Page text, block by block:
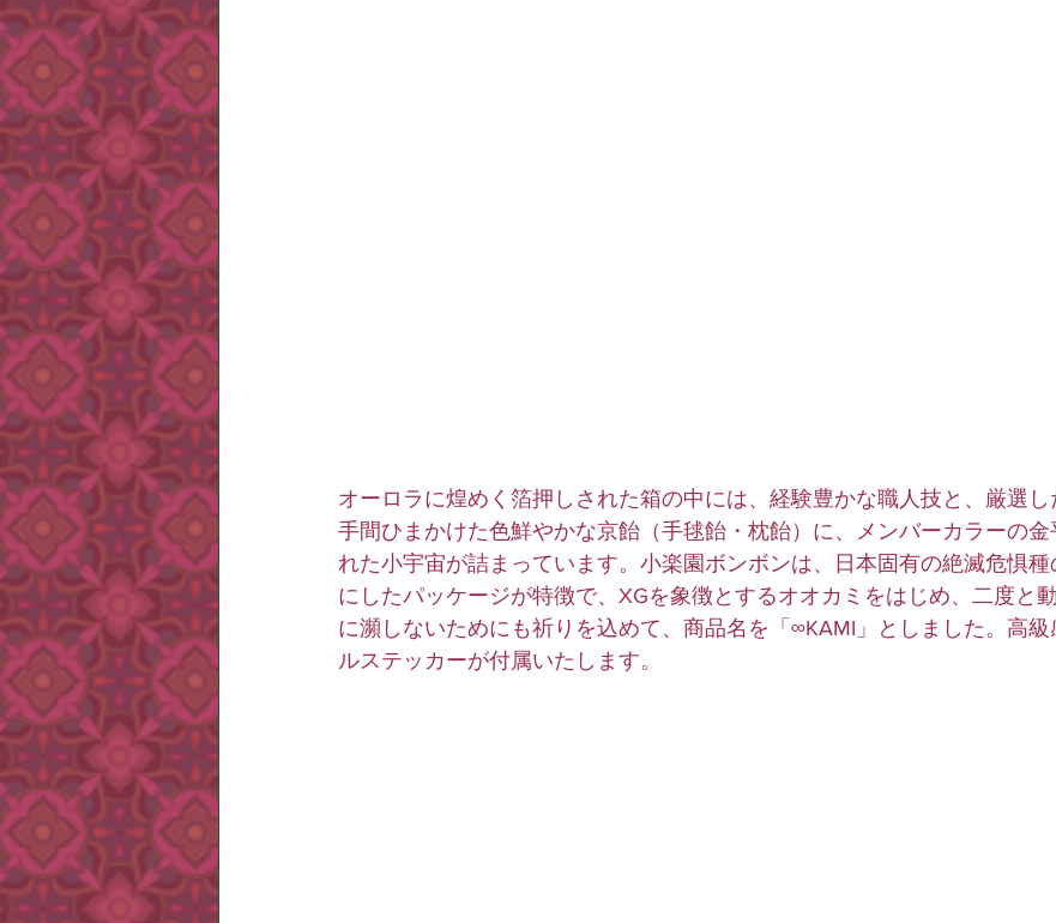
オーロラに煌めく箔押しされた箱の中には、経験豊かな職人技と、厳選し
手間ひまかけた色鮮やかな京飴（手毬飴・枕飴）に、メンバーカラーの金
れた小宇宙が詰まっています。小楽園ボンボンは、日本固有の絶滅危惧種
にしたパッケージが特徴で、XGを象徴とするオオカミをはじめ、二度と
に瀕しないためにも祈りを込めて、商品名を「∞KAMI」としました。高級
ルステッカーが付属いたします。